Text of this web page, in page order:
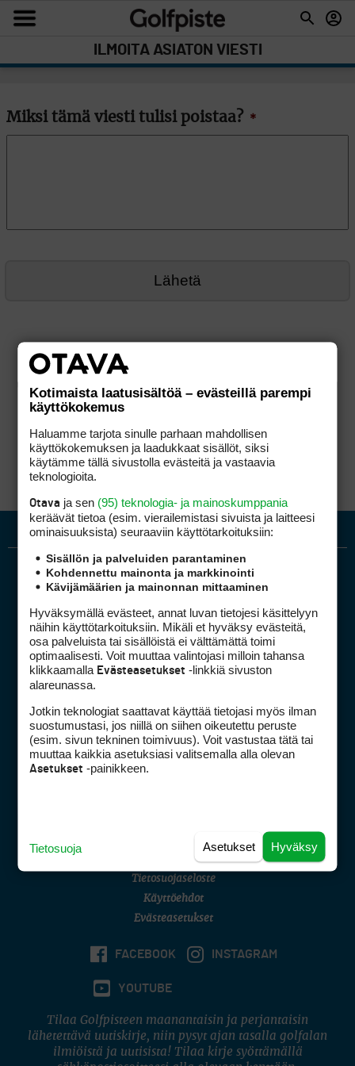
ILMOITA ASIATON VIESTI
Miksi tämä viesti tulisi poistaa? *
Golfpiste mediakortti
Golfpisteen yhteystiedot
DSA avoimuusraportti
Asiakaspalvelu
(digi) digi@otavamedia.fi
Tietosuojaseloste
Käyttöehdot
Evästeasetukset
FACEBOOK INSTAGRAM
YOUTUBE
Tilaa Golfpisteen maanantaisin ja perjantaisin
lähetettävä uutiskirje, niin pysyt ajan tasalla golfalan
ilmiöistä ja uutisista! Tilaa kirje syöttämällä
Kotimaista laatusisältöä – evästeillä parempi
käyttökokemus
Haluamme tarjota sinulle parhaan mahdollisen
käyttökokemuksen ja laadukkaat sisällöt, siksi
käytämme tällä sivustolla evästeitä ja vastaavia
teknologioita.
Otava ja sen (95) teknologia- ja mainoskumppania
keräävät tietoa (esim. vierailemis­tasi sivuista ja laitteesi
ominaisuuk­sista) seuraaviin käyttötarkoituksiin:
Sisällön ja palveluiden parantaminen
Kohdennettu mainonta ja markkinointi
Kävijämäärien ja mainonnan mittaaminen
Hyväksymällä evästeet, annat luvan tietojesi käsittelyyn
näihin käyttötarkoituksiin. Mikäli et hyväksy evästeitä,
osa palveluista tai sisällöistä ei välttämättä toimi
optimaalisesti. Voit muuttaa valintojasi milloin tahansa
klikkaamalla Evästeasetukset -linkkiä sivuston
alareunassa.
Jotkin teknologiat saattavat käyttää tietojasi myös ilman
suostumustasi, jos niillä on siihen oikeutettu peruste
(esim. sivun tekninen toimivuus). Voit vastustaa tätä tai
muuttaa kaikkia asetuksiasi valitsemalla alla olevan
Asetukset -painikkeen.
Hyväksy
Asetukset
Tietosuoja